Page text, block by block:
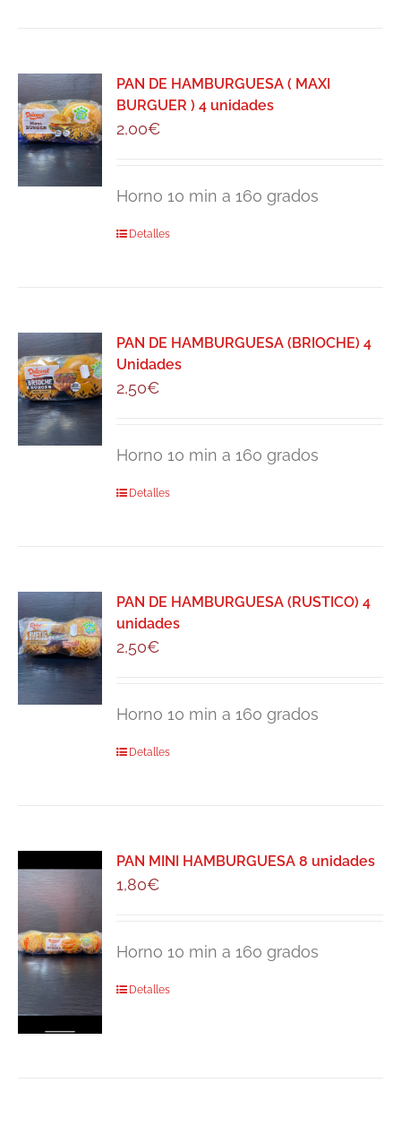
PAN DE HAMBURGUESA ( MAXI
BURGUER ) 4 unidades
2,00€
Horno 10 min a 160 grados
Detalles
PAN DE HAMBURGUESA (BRIOCHE) 4
Unidades
2,50€
Horno 10 min a 160 grados
Detalles
PAN DE HAMBURGUESA (RUSTICO) 4
unidades
2,50€
Horno 10 min a 160 grados
Detalles
PAN MINI HAMBURGUESA 8 unidades
1,80€
Horno 10 min a 160 grados
Detalles